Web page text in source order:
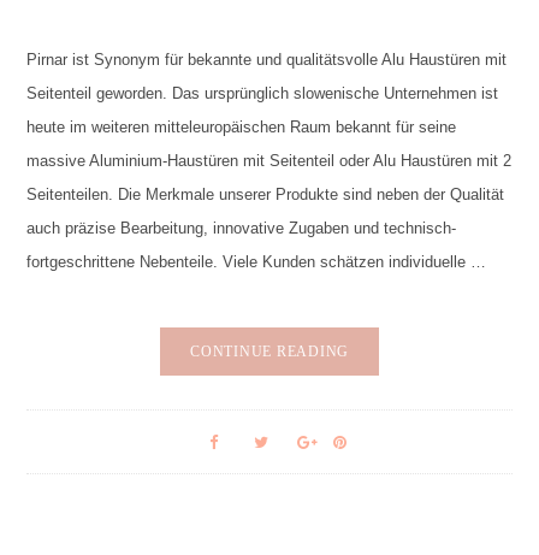
Pirnar ist Synonym für bekannte und qualitätsvolle Alu Haustüren mit
Seitenteil geworden. Das ursprünglich slowenische Unternehmen ist
heute im weiteren mitteleuropäischen Raum bekannt für seine
massive Aluminium-Haustüren mit Seitenteil oder Alu Haustüren mit 2
Seitenteilen. Die Merkmale unserer Produkte sind neben der Qualität
auch präzise Bearbeitung, innovative Zugaben und technisch-
fortgeschrittene Nebenteile. Viele Kunden schätzen individuelle …
CONTINUE READING